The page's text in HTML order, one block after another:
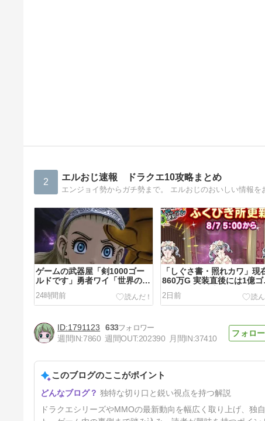
2 エルおじ速報 ドラクエ10攻略まとめ
エンジョイ勢からガチ勢まで。 エルおじのおいしい情報を
ゲームの武器屋「剣1000ゴー
ルドです」勇者ワイ「世界の危
機なんやけど」
24時間前
「しぐさ書・照れカワ」現
860万G 実装直後には1億ゴ
ルドで売買成立したらしい
2日前
ドラえもんの作中に“ドラテ
ン”が登場してしまう
3日前
1791123
633
週間IN:7860 週間OUT:202390 月間IN:37410
このブログのここがポイント
独特な切り口と鋭い視点を持つ解説
ドラクエシリーズやMMOの最新動向を幅広く取り上げ、